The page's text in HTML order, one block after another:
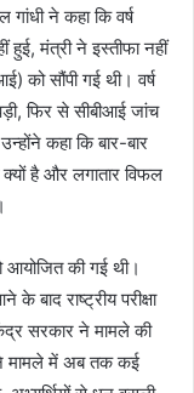
गांधी ने कहा कि वर्ष
हुई, मंत्री ने इस्तीफा नहीं
को सौंपी गई थी। वर्ष
फिर से सीबीआई जांच
कहा कि बार-बार
क्यों है और लगातार विफल
आयोजित की गई थी।
बाद राष्ट्रीय परीक्षा
सरकार ने मामले की
मामले में अब तक कई